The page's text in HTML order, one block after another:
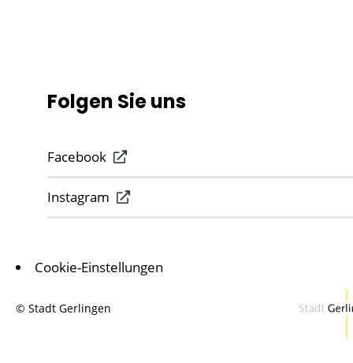
Folgen Sie uns
Facebook
Instagram
Cookie-Einstellungen
© Stadt Gerlingen